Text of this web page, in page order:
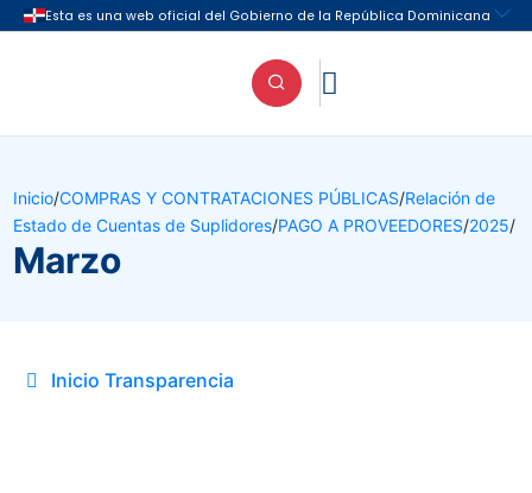

Inicio/COMPRAS Y CONTRATACIONES PÚBLICAS/Relación de
Estado de Cuentas de Suplidores/PAGO A PROVEEDORES/2025/
Marzo
Inicio Transparencia